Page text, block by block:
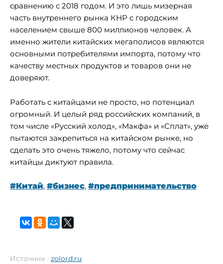
сравнению с 2018 годом. И это лишь мизерная
часть внутреннего рынка КНР с городским
населением свыше 800 миллионов человек. А
именно жители китайских мегаполисов являются
основными потребителями импорта, потому что
качеству местных продуктов и товаров они не
доверяют.
Работать с китайцами не просто, но потенциал
огромный. И целый ряд российских компаний, в
том числе «Русский холод», «Макфа» и «Сплат», уже
пытаются закрепиться на китайском рынке, но
сделать это очень тяжело, потому что сейчас
китайцы диктуют правила.
#Китай, #бизнес, #предпринимательство
Источник : zolord.ru